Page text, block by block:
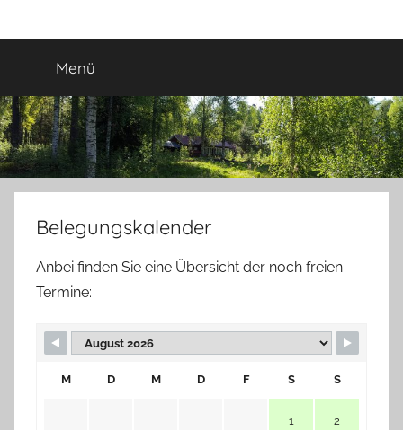
Inhalt
Urlaub
in
Schweden
Menü
Belegungskalender
Anbei finden Sie eine Übersicht der noch freien
Termine:
M D M D F S S
1 2